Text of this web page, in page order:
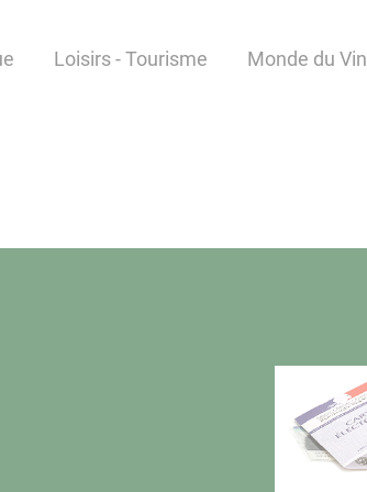
Loisirs - Tourisme Monde du Vin